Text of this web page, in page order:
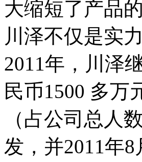
大缩短了产品
川泽不仅是实
2011年，川泽
民币1500 多万
（占公司总人
发，并2011年